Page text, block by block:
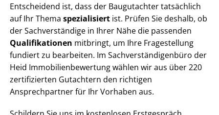
Entscheidend ist, dass der Baugutachter tatsächlich
auf Ihr Thema spezialisiert ist. Prüfen Sie deshalb, ob
der Sachverständige in Ihrer Nähe die passenden
Qualifikationen mitbringt, um Ihre Fragestellung
fundiert zu bearbeiten. Im Sach­ver­stän­di­gen­bü­ro der
Heid Im­mo­bi­li­en­be­wer­tung wählen wir aus über 220
zertifizierten Gutachtern den richtigen
Ansprechpartner für Ihr Vorhaben aus.